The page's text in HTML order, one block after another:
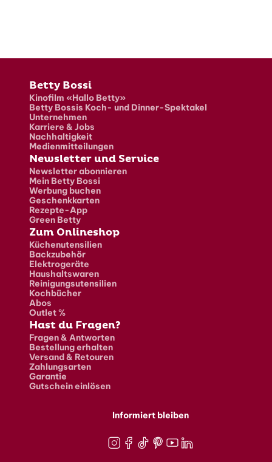
Fusszeile
Betty Bossi
Kinofilm «Hallo Betty»
Betty Bossis Koch- und Dinner-Spektakel
Unternehmen
Karriere & Jobs
Nachhaltigkeit
Medienmitteilungen
Newsletter und Service
Newsletter abonnieren
Mein Betty Bossi
Werbung buchen
Geschenkkarten
Rezepte-App
Green Betty
Zum Onlineshop
Küchenutensilien
Backzubehör
Elektrogeräte
Haushaltswaren
Reinigungsutensilien
Kochbücher
Abos
Outlet %
Hast du Fragen?
Fragen & Antworten
Bestellung erhalten
Versand & Retouren
Zahlungsarten
Garantie
Gutschein einlösen
Informiert bleiben